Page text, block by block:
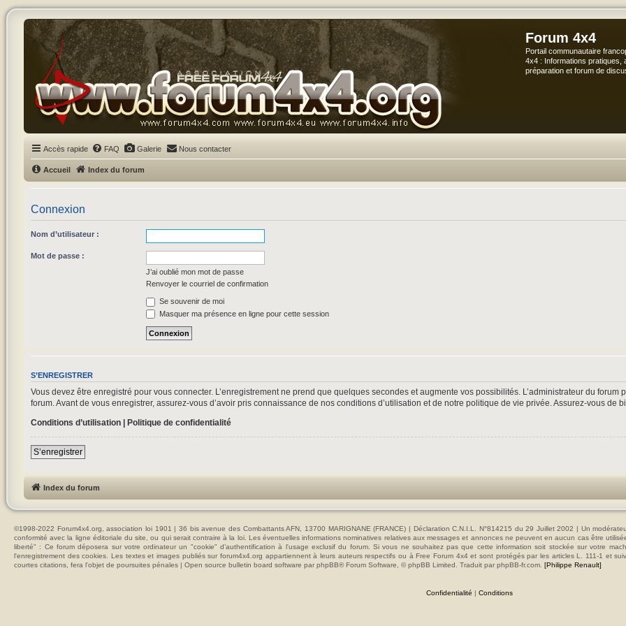
Forum 4x4
Portail communautaire
4x4 : Informations pratiques,
préparation et forum de
Accès rapide FAQ Galerie Nous contacter
Accueil Index du forum
Connexion
Nom d’utilisateur :
Mot de passe :
J’ai oublié mon mot de passe
Renvoyer le courriel de confirmation
Se souvenir de moi
Masquer ma présence en ligne pour cette session
S’ENREGISTRER
Vous devez être enregistré pour vous connecter. L’enregistrement ne prend que quelques secondes et augmente vos possibilités. L’administrateur du
forum. Avant de vous enregistrer, assurez-vous d’avoir pris connaissance de nos conditions d’utilisation et de notre politique de vie privée. Assurez-vous de
Conditions d’utilisation| Politique de confidentialité
S’enregistrer
Index du forum
©1998-2022 Forum4x4.org, association loi 1901 | 36 bis avenue des Combattants AFN, 13700 MARIGNANE (FRANCE) | Déclaration C.N.I.L. N°814215 du 29 Juillet 2002 | Un
conformité avec la ligne éditoriale du site, ou qui serait contraire à la loi. Les éventuelles informations nominatives relatives aux messages et annonces ne peuvent en aucun cas être
liberté" : Ce forum déposera sur votre ordinateur un "cookie" d’authentification à l'usage exclusif du forum. Si vous ne souhaitez pas que cette information soit stockée sur votre
l'enregistrement des cookies. Les textes et images publiés sur forum4x4.org appartiennent à leurs auteurs respectifs ou à Free Forum 4x4 et sont protégés par les articles L. 111-1 et
courtes citations, fera l'objet de poursuites pénales | Open source bulletin board software par phpBB® Forum Software, © phpBB Limited. Traduit par phpBB-fr.com. [Philippe Renault]
Confidentialité | Conditions